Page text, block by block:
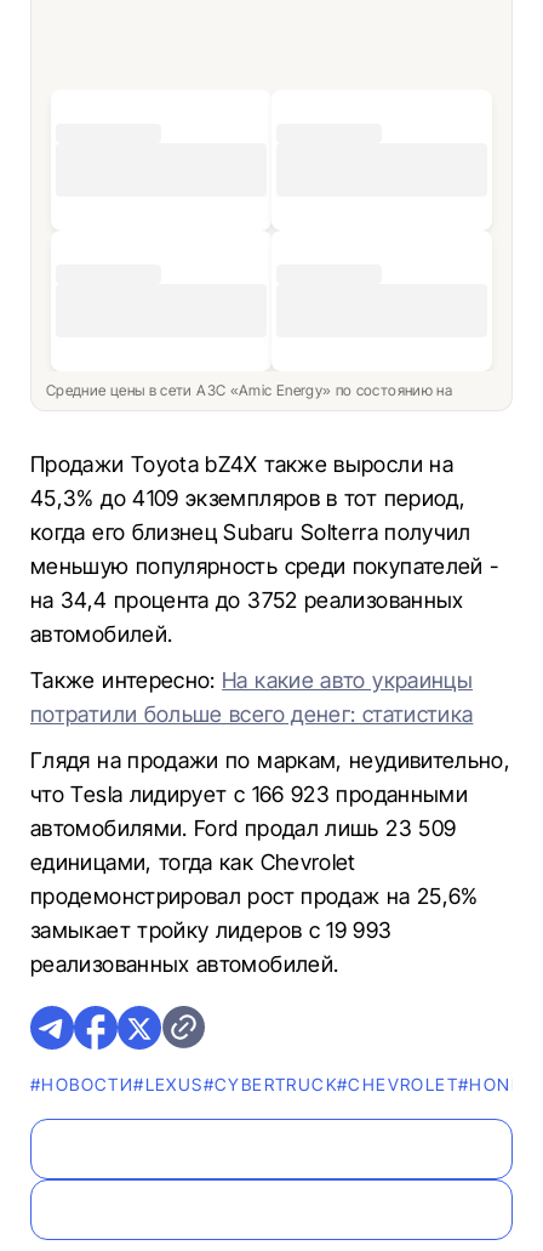
Средние цены в сети АЗС «Amic Energy» по состоянию на
Продажи Toyota bZ4X также выросли на
45,3% до 4109 экземпляров в тот период,
когда его близнец Subaru Solterra получил
меньшую популярность среди покупателей -
на 34,4 процента до 3752 реализованных
автомобилей.
Также интересно: На какие авто украинцы
потратили больше всего денег: статистика
Глядя на продажи по маркам, неудивительно,
что Tesla лидирует с 166 923 проданными
автомобилями. Ford продал лишь 23 509
единицами, тогда как Chevrolet
продемонстрировал рост продаж на 25,6%
замыкает тройку лидеров с 19 993
реализованных автомобилей.
#НОВОСТИ#LEXUS#CYBERTRUCK#CHEVROLET#HONDA